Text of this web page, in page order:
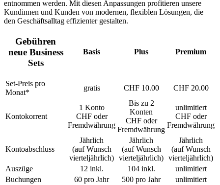
entnommen werden. Mit diesen Anpassungen profitieren unsere
Kundinnen und Kunden von modernen, flexiblen Lösungen, die
den Geschäftsalltag effizienter gestalten.
Gebühren
neue Business
Sets
Basis Plus Premium
Set-Preis pro
Monat*
gratis CHF 10.00 CHF 20.00
Kontokorrent
1 Konto
CHF oder
Fremdwährung
Bis zu 2
Konten
CHF oder
Fremdwährung
unlimitiert
CHF oder
Fremdwährung
Kontoabschluss
Jährlich
(auf Wunsch
vierteljährlich)
Jährlich
(auf Wunsch
vierteljährlich)
Jährlich
(auf Wunsch
vierteljährlich)
Auszüge
12 inkl. 104 inkl.
unlimitiert
Buchungen
60 pro Jahr 500 pro Jahr
unlimitiert